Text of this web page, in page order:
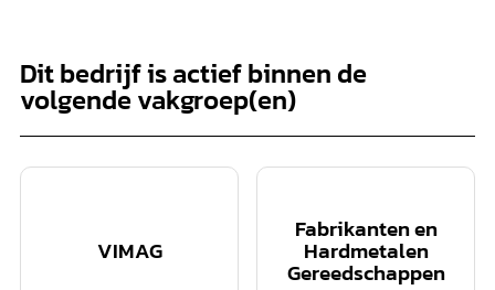
Dit bedrijf is actief binnen de
volgende vakgroep(en)
VIMAG
Fabrikanten en
Hardmetalen
Gereedschappen